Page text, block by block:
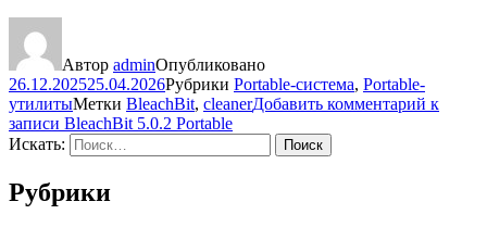
Автор adminОпубликовано
26.12.202525.04.2026Рубрики Portable-система, Portable-
утилитыМетки BleachBit, cleanerДобавить комментарий к
записи BleachBit 5.0.2 Portable
Искать:
Поиск
Рубрики